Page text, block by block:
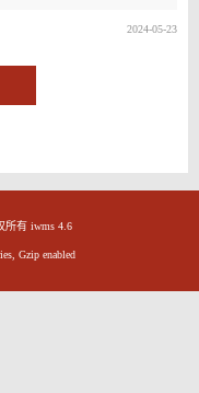
2024-05-23
有 iwms 4.6
Gzip enabled